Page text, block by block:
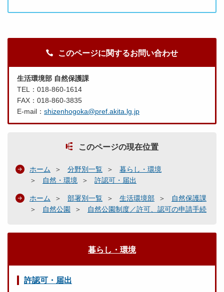
このページに関するお問い合わせ
生活環境部 自然保護課
TEL：018-860-1614
FAX：018-860-3835
E-mail： shizenhogoka@pref.akita.lg.jp
このページの現在位置
ホーム 分野別一覧
暮らし・環境
自然・環境
許認可・届出
ホーム 部署別一覧 生活環境部
自然保護課
自然公園
自然公園制度／許可、認可の申請手続
暮らし・環境
許認可・届出